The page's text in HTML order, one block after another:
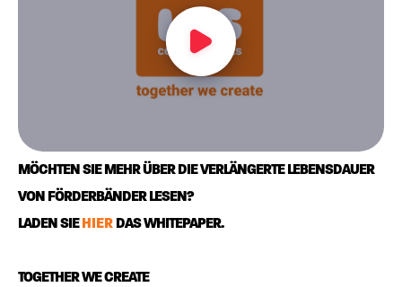
MÖCHTEN SIE MEHR ÜBER DIE VERLÄNGERTE LEBENSDAUER
VON FÖRDERBÄNDER LESEN?
LADEN SIEHIER DAS WHITEPAPER.
TOGETHER WE CREATE